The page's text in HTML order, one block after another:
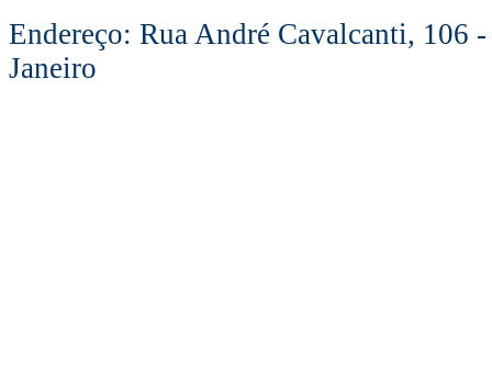
Endereço: Rua André Cavalcanti, 106
Janeiro